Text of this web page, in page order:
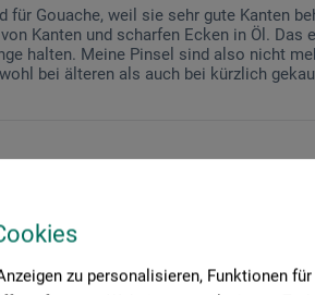
zu personalisieren, Funktionen
für Gouache, weil sie sehr gute Kanten
Kanten und scharfen Ecken in Öl.
halten. Meine Pinsel sind also nicht
bei älteren als auch bei kürzlich